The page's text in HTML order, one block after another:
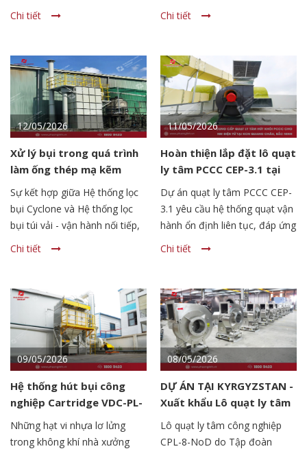
hệ thống hút lọc bụi công
đáp ứng các yêu cầu về an
toàn, sức khỏe và tiêu chuẩn
kỹ thuật theo quy định áp
dụng đối với sản phẩm lưu
hành tại thị trường châu Âu.
Chi tiết
khu lò luyện, khu cán phôi.
cho phép "chỉ đâu đánh đó"
Chi tiết
12/05/2026
Xử lý bụi trong quá trình
làm ống thép mạ kẽm
Sự kết hợp giữa Hệ thống lọc
bụi Cyclone và Hệ thống lọc
bụi túi vải - vận hành nối tiếp,
bổ trợ lẫn nhau để đạt hiệu
làm ống thép mạ kẽm
Chi tiết
11/05/2026
Hoàn thiện lắp đặt lô quạt
ly tâm PCCC CEP-3.1 tại
Nhà máy điện tử tại KCN
Quang Châu - Bắc Ninh
Dự án quạt ly tâm PCCC CEP-
3.1 yêu cầu hệ thống quạt vận
hành ổn định liên tục, đáp ứng
tiêu chuẩn kỹ thuật cao về hút
xuất điện tử hiện đại.
Chi tiết
09/05/2026
Hệ thống hút bụi công
nghiệp Cartridge VDC-PL-
12 xử lý bụi nghiền nhựa
Những hạt vi nhựa lơ lửng
trong không khí nhà xưởng
08/05/2026
DỰ ÁN TẠI KYRGYZSTAN -
Xuất khẩu Lô quạt ly tâm
công nghiệp CPL-8-NoD
Lô quạt ly tâm công nghiệp
CPL-8-NoD do Tập đoàn